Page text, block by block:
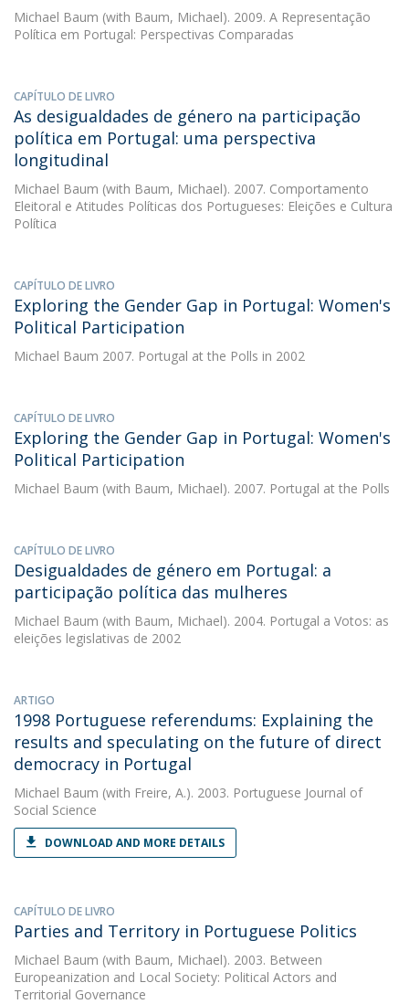
Michael Baum (with Baum, Michael). 2009. A Representação
Política em Portugal: Perspectivas Comparadas
CAPÍTULO DE LIVRO
As desigualdades de género na participação
política em Portugal: uma perspectiva
longitudinal
Michael Baum (with Baum, Michael). 2007. Comportamento
Eleitoral e Atitudes Políticas dos Portugueses: Eleições e Cultura
Política
CAPÍTULO DE LIVRO
Exploring the Gender Gap in Portugal: Women's
Political Participation
Michael Baum 2007. Portugal at the Polls in 2002
CAPÍTULO DE LIVRO
Exploring the Gender Gap in Portugal: Women's
Political Participation
Michael Baum (with Baum, Michael). 2007. Portugal at the Polls
CAPÍTULO DE LIVRO
Desigualdades de género em Portugal: a
participação política das mulheres
Michael Baum (with Baum, Michael). 2004. Portugal a Votos: as
eleições legislativas de 2002
ARTIGO
1998 Portuguese referendums: Explaining the
results and speculating on the future of direct
democracy in Portugal
Michael Baum (with Freire, A.). 2003. Portuguese Journal of
Social Science
DOWNLOAD AND MORE DETAILS
CAPÍTULO DE LIVRO
Parties and Territory in Portuguese Politics
Michael Baum (with Baum, Michael). 2003. Between
Europeanization and Local Society: Political Actors and
Territorial Governance